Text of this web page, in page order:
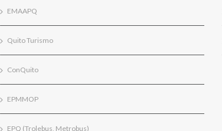
EMAAPQ
Quito Turismo
ConQuito
EPMMOP
EPQ (Trolebus, Metrobus)